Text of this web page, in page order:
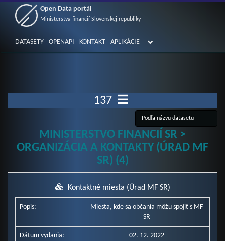
Open Data portál
Ministerstva financií Slovenskej republiky
DATASETY OPENAPI KONTAKT APLIKÁCIE
137
MINISTERSTVO FINANCIÍ SR >
ORGANIZÁCIA A KONTAKTY (ÚRAD MF
SR) (4)
Kontaktné miesta (Úrad MF SR)
Popis:
Miesta, kde sa občania môžu spojiť s MF
SR
Dátum vydania: 02. 12. 2022